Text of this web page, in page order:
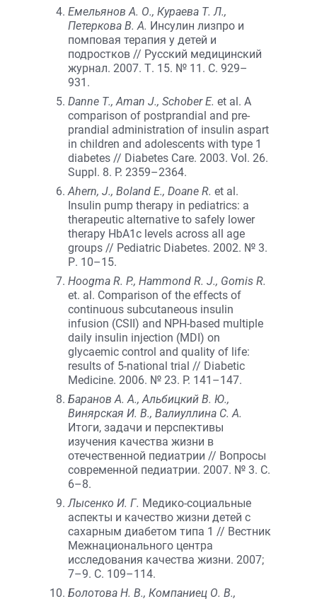
Емельянов А. О., Кураева Т. Л.,
Петеркова В. А. Инсулин лизпро и
помповая терапия у детей и
подростков // Русский медицинский
журнал. 2007. Т. 15. № 11. С. 929–
931.
Danne Т., Aman J., Schober E. et al. A
comparison of postprandial and pre-
prandial administration of insulin aspart
in children and adolescents with type 1
diabetes // Diabetes Care. 2003. Vol. 26.
Suppl. 8. P. 2359–2364.
Ahern, J., Boland E., Doane R. et al.
Insulin pump therapy in pediatrics: a
therapeutic alternative to safely lower
therapy HbA1c levels across all age
groups // Pediatric Diabetes. 2002. № 3.
Р. 10–15.
Hoogma R. P., Hammond R. J., Gomis R.
et. al. Comparison of the effects of
continuous subcutaneous insulin
infusion (CSII) and NPH-based multiple
daily insulin injection (MDI) on
glycaemic control and quality of life:
results of 5-national trial // Diabetic
Medicine. 2006. № 23. P. 141–147.
Баранов А. А., Альбицкий В. Ю.,
Винярская И. В., Валиуллина С. А.
Итоги, задачи и перспективы
изучения качества жизни в
отечественной педиатрии // Вопросы
современной педиатрии. 2007. № 3. С.
6–8.
Лысенко И. Г. Медико-социальные
аспекты и качество жизни детей с
сахарным диабетом типа 1 // Вестник
Межнационального центра
исследования качества жизни. 2007;
7–9. С. 109–114.
Болотова Н. В., Компаниец О. В.,